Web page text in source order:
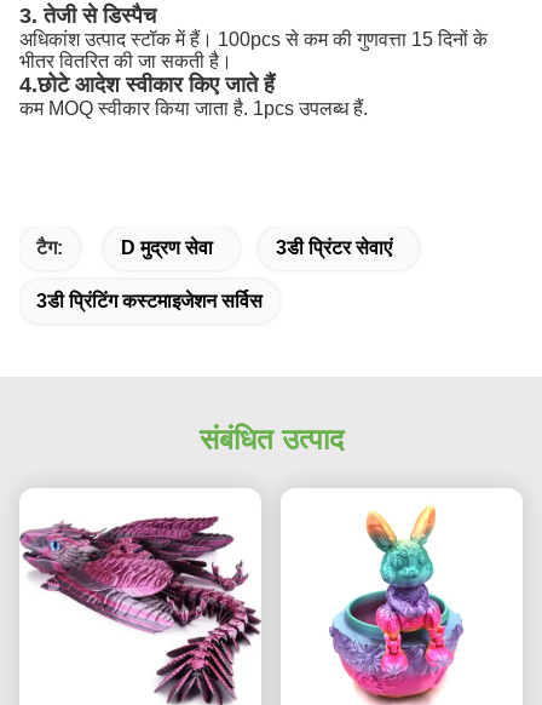
3. तेजी से डिस्पैच
अधिकांश उत्पाद स्टॉक में हैं। 100pcs से कम की गुणवत्ता 15 दिनों के
भीतर वितरित की जा सकती है।
4.छोटे आदेश स्वीकार किए जाते हैं
कम MOQ स्वीकार किया जाता है. 1pcs उपलब्ध हैं.
टैग: D मुद्रण सेवा 3डी प्रिंटर सेवाएं
3डी प्रिंटिंग कस्टमाइजेशन सर्विस
संबंधित उत्पाद